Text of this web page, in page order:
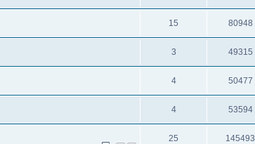
15 80948
3 49315
4 50477
4 53594
25 145493